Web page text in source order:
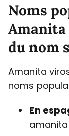
Noms
du nom
Amanita
noms
En